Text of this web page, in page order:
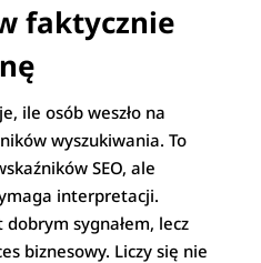
faktycznie
ile osób weszło na
wyszukiwania. To
SEO, ale
interpretacji.
sygnałem, lecz
biznesowy. Liczy się nie